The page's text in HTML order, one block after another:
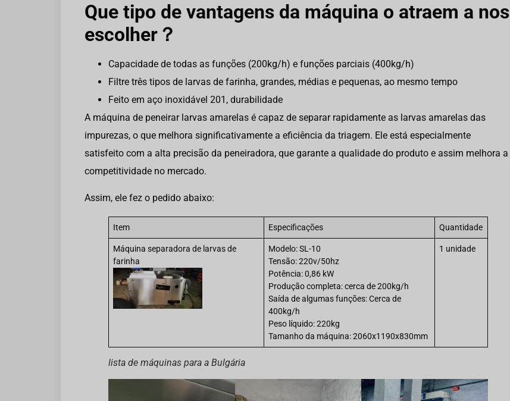
Que tipo de vantagens da máquina o atraem a nos
escolher？
Capacidade de todas as funções (200kg/h) e funções parciais (400kg/h)
Filtre três tipos de larvas de farinha, grandes, médias e pequenas, ao mesmo tempo
Feito em aço inoxidável 201, durabilidade
A máquina de peneirar larvas amarelas é capaz de separar rapidamente as larvas amarelas das
impurezas, o que melhora significativamente a eficiência da triagem. Ele está especialmente
satisfeito com a alta precisão da peneiradora, que garante a qualidade do produto e assim melhora a
competitividade no mercado.
Assim, ele fez o pedido abaixo:
Item Especificações Quantidade
Máquina separadora de larvas de
farinha
Modelo: SL-10
Tensão: 220v/50hz
Potência: 0,86 kW
Produção completa: cerca de 200kg/h
Saída de algumas funções: Cerca de
400kg/h
Peso líquido: 220kg
Tamanho da máquina: 2060x1190x830mm
1 unidade
lista de máquinas para a Bulgária